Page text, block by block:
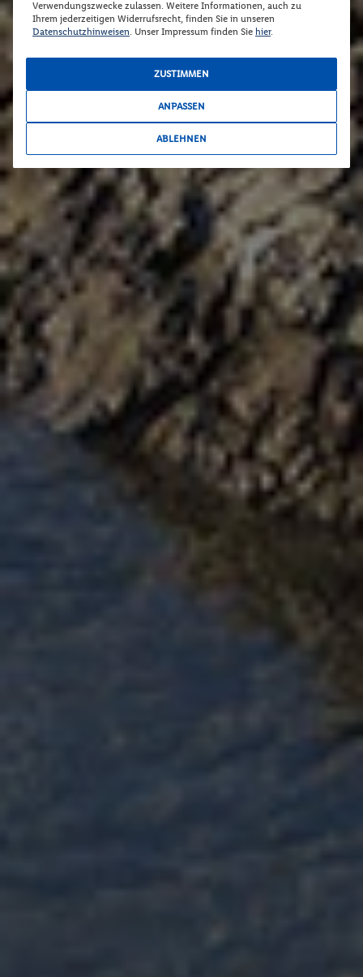
Verwendungszwecke zulassen. Weitere Informationen, auch zu
Ihrem jederzeitigen Widerrufsrecht, finden Sie in unseren
Datenschutzhinweisen. Unser Impressum finden Sie hier.
ZUSTIMMEN
ANPASSEN
ABLEHNEN